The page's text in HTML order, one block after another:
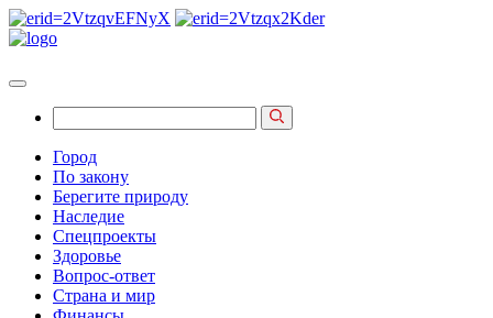
Город
По закону
Берегите природу
Наследие
Спецпроекты
Здоровье
Вопрос-ответ
Страна и мир